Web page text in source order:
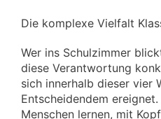
Die komplexe Vielfalt
Wer ins Schulzimmer
diese Verantwortung
sich innerhalb dieser vier
Entscheidendem
Menschen lernen, mit